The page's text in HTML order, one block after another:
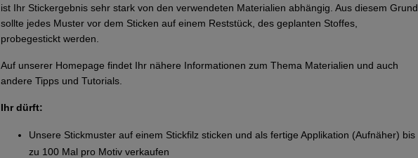
ist Ihr Stickergebnis sehr stark von den verwendeten Materialien abhängig. Aus diesem Grund
sollte jedes Muster vor dem Sticken auf einem Reststück, des geplanten Stoffes,
probegestickt werden.
Auf unserer Homepage findet Ihr nähere Informationen zum Thema Materialien und auch
andere Tipps und Tutorials.
Ihr dürft:
Unsere Stickmuster auf einem Stickfilz sticken und als fertige Applikation (Aufnäher) bis
zu 100 Mal pro Motiv verkaufen